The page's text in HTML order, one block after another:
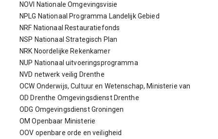
NOVI Nationale Omgevingsvisie
NPLG Nationaal Programma Landelijk Gebied
NRF Nationaal Restauratiefonds
NSP Nationaal Strategisch Plan
NRK Noordelijke Rekenkamer
NUP Nationaal uitvoeringsprogramma
NVD netwerk veilig Drenthe
OCW Onderwijs, Cultuur en Wetenschap, Ministerie van
OD Drenthe Omgevingsdienst Drenthe
ODG Omgevingsdienst Groningen
OM Openbaar Ministerie
OOV openbare orde en veiligheid